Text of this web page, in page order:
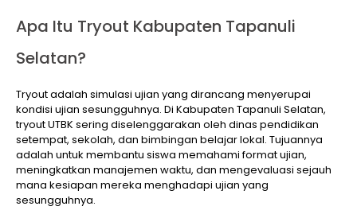
Apa Itu Tryout Kabupaten Tapanuli
Selatan?
Tryout adalah simulasi ujian yang dirancang menyerupai
kondisi ujian sesungguhnya. Di Kabupaten Tapanuli Selatan,
tryout UTBK sering diselenggarakan oleh dinas pendidikan
setempat, sekolah, dan bimbingan belajar lokal. Tujuannya
adalah untuk membantu siswa memahami format ujian,
meningkatkan manajemen waktu, dan mengevaluasi sejauh
mana kesiapan mereka menghadapi ujian yang
sesungguhnya.